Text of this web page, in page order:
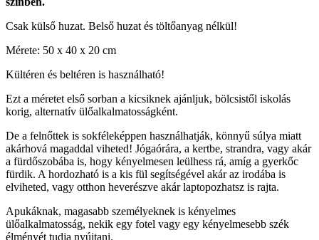
Csak külső huzat. Belső huzat és töltőanyag nélkül!
Mérete: 50 x 40 x 20 cm
Kültéren és beltéren is használható!
Ezt a méretet első sorban a kicsiknek ajánljuk, bölcsistől iskolás
korig, alternatív ülőalkalmatosságként.
De a felnőttek is sokféleképpen használhatják, könnyű súlya miatt
akárhová magaddal viheted! Jógaórára, a kertbe, strandra, vagy akár
a fürdőszobába is, hogy kényelmesen leülhess rá, amíg a gyerkőc
fürdik. A hordozható is a kis fül segítségével akár az irodába is
elviheted, vagy otthon heverészve akár laptopozhatsz is rajta.
Apukáknak, magasabb személyeknek is kényelmes
ülőalkalmatosság, nekik egy fotel vagy egy kényelmesebb szék
élményét tudja nyújtani.